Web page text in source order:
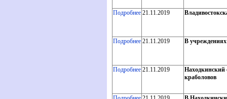
Подробнее 21.11.2019
Подробнее 21.11.2019 В
Подробнее 21.11.2019
Находкинский
краболовов